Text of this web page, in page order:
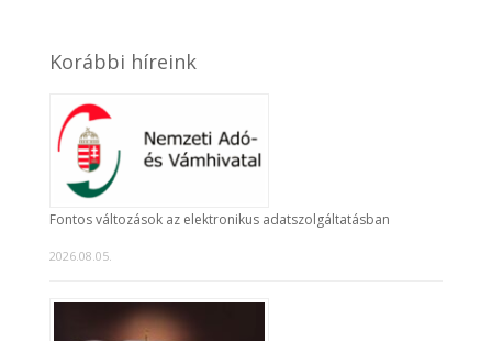
Korábbi híreink
Fontos változások az elektronikus adatszolgáltatásban
2026.08.05.